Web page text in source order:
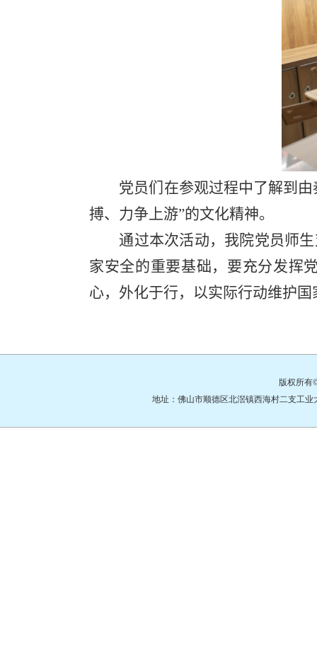
党员们在参观过程中了解到
搏、力争上游”的文化精神。
通过本次活动，我院党员师
家安全的重要基础，要充分发挥
心，外化于行，以实际行动维护
版权所有
地址：佛山市顺德区北滘镇西海村二支工